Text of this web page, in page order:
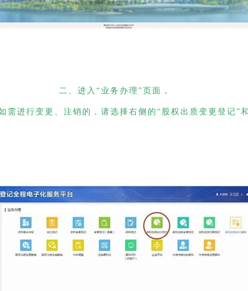
二、进入“业务办理”页面，
需进行变更、注销的，请选择右侧的“股权出质变更登记”